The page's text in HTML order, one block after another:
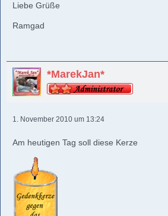
Liebe Grüße
Ramgad
*MarekJan*
1. November 2010 um 13:24
Am heutigen Tag soll diese Kerze